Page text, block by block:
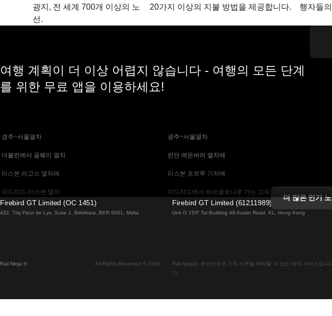
광지, 전 세계 700개 이상의 노
선.
20가지 이상의 지불 방법을 제공합니다.
행자들
여행 계획이 더 이상 어렵지 않습니다 - 여행의 모든 단계
를 위한 무료 앱을 이용하세요!
경주~서울열차 광주~서울열차
더블린에서 골웨이 열차 런던 에든버러 열차에
리스본 라고스 열차에 리스본 포르투 기차에
마드리드-리스본 열차 마드리드에서 바르셀로나로 가는 고속 열차
말라가 마드리드 기차에 바르셀로나 마드리드 기차에
비엔나 부다페스트 기차에 비엔나에서 잘츠부르크 열차
더 많은 인기
Firebird GT Limited (OC 1451)
432, Triq Fleur de Lys, Suite 1, Birkirkara, BKR 9061, Malta
Firebird GT Limited (61211989)
Unit G 15/F Tal Building 49 Austin Road, KL, Hong Kong
Rail Ninja ® All Rights Reserved © 2026
Rail Ninja는 온라인으로 기차 티켓을 예약할 수 있는 예약 서비스입
다.